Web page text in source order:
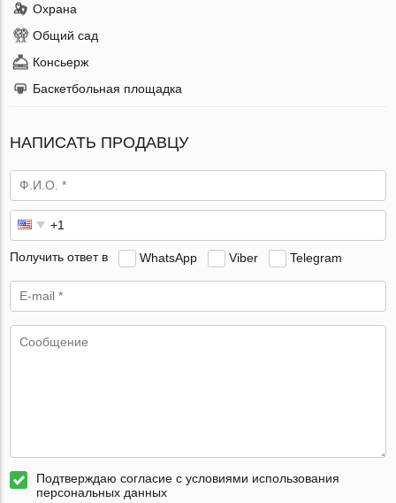
Охрана
Общий сад
Консьерж
Баскетбольная площадка
НАПИСАТЬ ПРОДАВЦУ
Получить ответ в WhatsApp Viber Telegram
Подтверждаю согласие с условиями использования
персональных данных